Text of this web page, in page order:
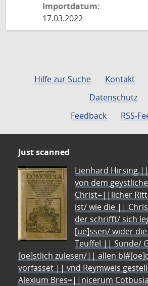
Importdatum:
17.03.2022
Hilfe zur Suche Kontakt
Datenschutz
Feedback
RSS-
Just scanned
Lienhard
von dem
Christ=||licher
ist/ wie die ||
der schrifft/ sich
[ue]ssen/ wider
Teuffel || Sünde/
[oe]stlich zulesen/|| allen
vorfasset || vnd Reymweis
Alexium Bres=||nicerum